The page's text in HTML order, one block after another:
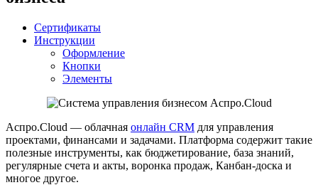
Сертификаты
Инструкции
Оформление
Кнопки
Элементы
Аспро.Cloud — облачная онлайн CRM для управления
проектами, финансами и задачами. Платформа содержит такие
полезные инструменты, как бюджетирование, база знаний,
регулярные счета и акты, воронка продаж, Канбан-доска и
многое другое.